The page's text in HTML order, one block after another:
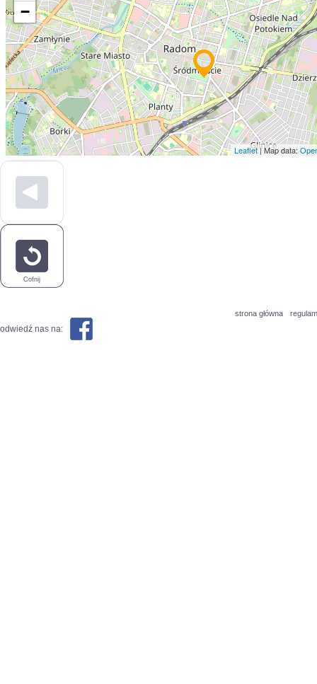
−
Leaflet| Map data:
Cofnij
strona główna
odwiedź nas na: